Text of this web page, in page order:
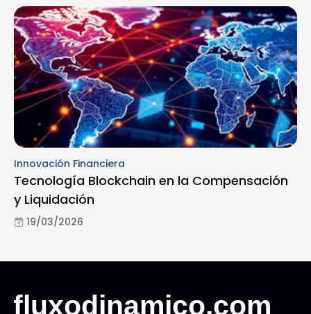
Innovación Financiera
Tecnología Blockchain en la Compensación
y Liquidación
19/03/2026